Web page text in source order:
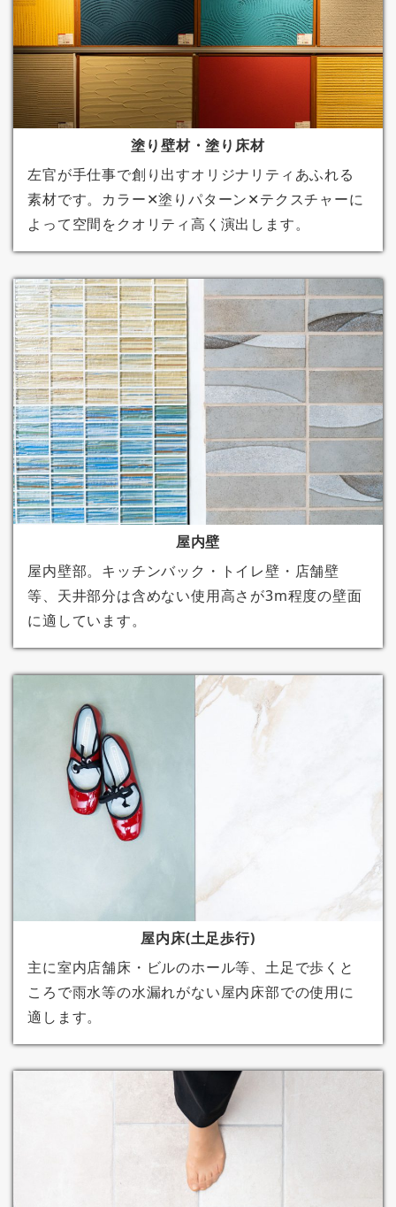
塗り壁材・塗り床材
左官が手仕事で創り出すオリジナリティあふれる
素材です。カラー✕塗りパターン✕テクスチャーに
よって空間をクオリティ高く演出します。
屋内壁
屋内壁部。キッチンバック・トイレ壁・店舗壁
等、天井部分は含めない使用高さが3m程度の壁面
に適しています。
屋内床(土足歩行)
主に室内店舗床・ビルのホール等、土足で歩くと
ころで雨水等の水漏れがない屋内床部での使用に
適します。